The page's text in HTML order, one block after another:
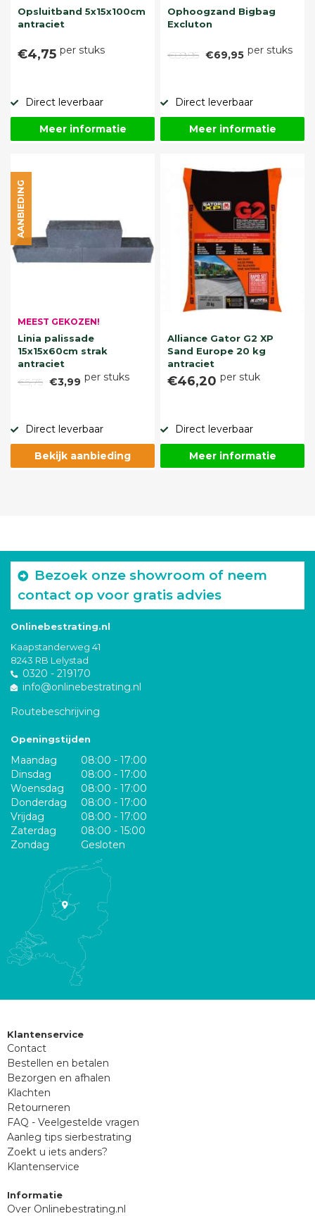
Opsluitband 5x15x100cm
antraciet
€4,75 per stuks
Direct leverbaar
Meer informatie
Ophoogzand Bigbag
Excluton
€89,95 €69,95 per stuks
Direct leverbaar
Meer informatie
MEEST GEKOZEN!
Linia palissade
15x15x60cm strak
antraciet
€5,75 €3,99 per stuks
AANBIEDING
Direct leverbaar
Bekijk aanbieding
Alliance Gator G2 XP
Sand Europe 20 kg
antraciet
€46,20 per stuk
Direct leverbaar
Meer informatie
Bezoek onze showroom of neem
contact op voor gratis advies
Onlinebestrating.nl
Kaapstanderweg 41
8243 RB Lelystad
0320 - 219170
info@onlinebestrating.nl
Routebeschrijving
Openingstijden
Maandag
08:00 - 17:00
Dinsdag
08:00 - 17:00
Woensdag
08:00 - 17:00
Donderdag
08:00 - 17:00
Vrijdag
08:00 - 17:00
Zaterdag
08:00 - 15:00
Zondag
Gesloten
Klantenservice
Contact
Bestellen en betalen
Bezorgen en afhalen
Klachten
Retourneren
FAQ - Veelgestelde vragen
Aanleg tips sierbestrating
Zoekt u iets anders?
Klantenservice
Informatie
Over Onlinebestrating.nl